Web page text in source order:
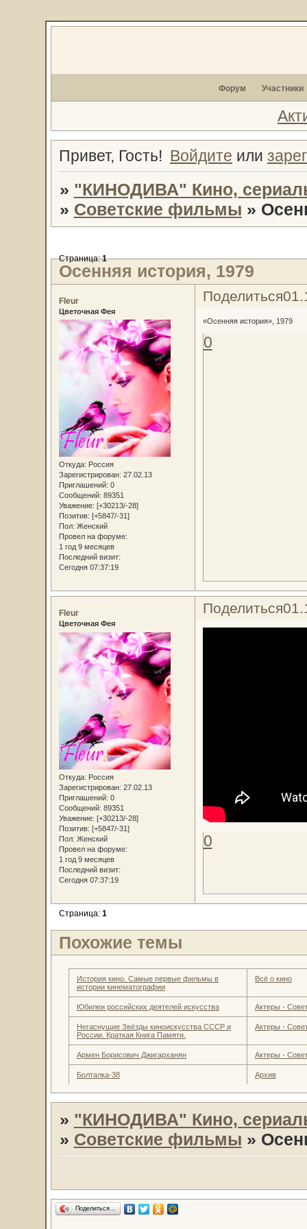
Форум Участники
Привет, Гость! Войдите или
» "КИНОДИВА" Кино,
» Советские фильмы »
Осенняя история, 1979
Страница:1
Поделиться
Fleur
Цветочная Фея
Откуда: Россия
Зарегистрирован: 27.02.13
Приглашений: 0
Сообщений: 89351
Уважение: [+30213/-28]
Позитив: [+5847/-31]
Пол: Женский
Провел на форуме:
1 год 9 месяцев
Последний визит:
Сегодня 07:37:19
«Осенняя история», 1979
0
Поделиться
Fleur
Цветочная Фея
Откуда: Россия
Зарегистрирован: 27.02.13
Приглашений: 0
Сообщений: 89351
Уважение: [+30213/-28]
Позитив: [+5847/-31]
Пол: Женский
Провел на форуме:
1 год 9 месяцев
Последний визит:
Сегодня 07:37:19
0
Страница: 1
Похожие темы
История кино. Самые первые фильмы в
истории кинематографии
Всё о кино
Юбилеи российских деятелей искусства Актеры -
Негаснущие Звёзды киноискусства СССР и
России. Краткая Книга Памяти.
Актеры -
Армен Борисович Джигарханян Актеры -
Болталка-38 Архив
» "КИНОДИВА" Кино,
» Советские фильмы »
Поделиться…